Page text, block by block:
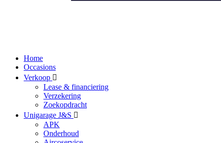
Home
Occasions
Verkoop
Lease & financiering
Verzekering
Zoekopdracht
Unigarage J&S
APK
Onderhoud